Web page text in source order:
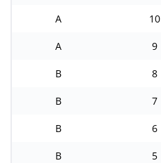
A 10
A 9
B 8
B 7
B 6
B 5